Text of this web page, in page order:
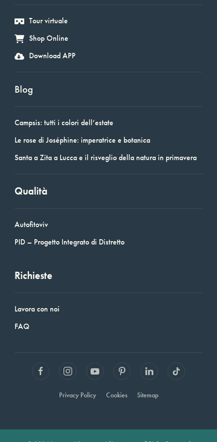
Tour virtuale
Shop Online
Download APP
Blog
Campsis: tutti i colori dell’estate
Le rose di Joséphine: imperatrice e botanica
Santa a Zita a Lucca e il risveglio della natura in primavera
Qualità
Autofitoviv
PID – Progetto Integrato di Distretto
Richieste
Lavora con noi
FAQ
Privacy Policy Cookies Sitemap